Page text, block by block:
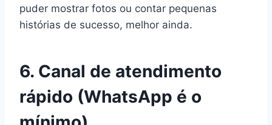
puder mostrar fotos ou contar pequenas
histórias de sucesso, melhor ainda.
6. Canal de atendimento
rápido (WhatsApp é o